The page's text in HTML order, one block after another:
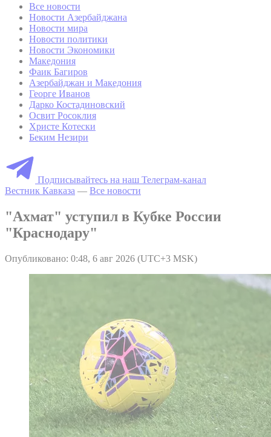
Все новости
Новости Азербайджана
Новости мира
Новости политики
Новости Экономики
Македония
Фаик Багиров
Азербайджан и Македония
Георге Иванов
Дарко Костадиновский
Освит Росоклия
Христе Котески
Беким Незири
Подписывайтесь на наш Телеграм-канал
Вестник Кавказа — Все новости
"Ахмат" уступил в Кубке России
"Краснодару"
Опубликовано: 0:48, 6 авг 2026 (UTC+3 MSK)